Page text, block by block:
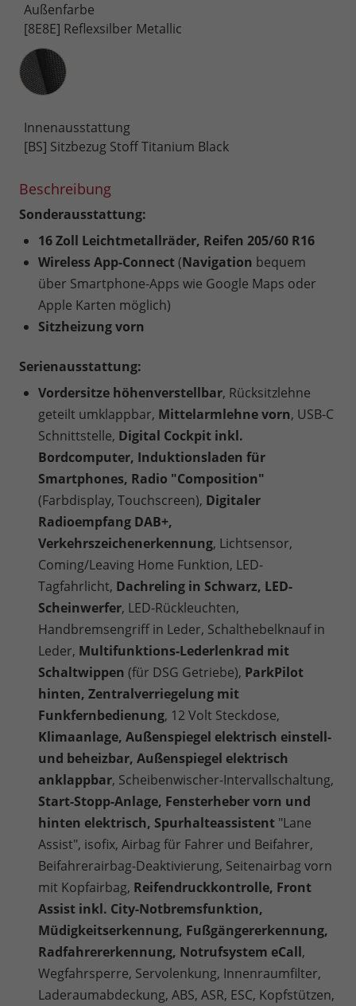
Außenfarbe
[8E8E] Reflexsilber Metallic
Innenausstattung
Innenausstattung
[BS] Sitzbezug Stoff Titanium Black
Beschreibung
Sonderausstattung:
16 Zoll Leichtmetallräder, Reifen 205/60 R16
Wireless App-Connect(Navigation bequem
über Smartphone-Apps wie Google Maps oder
Apple Karten möglich)
Sitzheizung vorn
Serienausstattung:
Vordersitze höhenverstellbar, Rücksitzlehne
geteilt umklappbar, Mittelarmlehne vorn, USB-C
Schnittstelle, Digital Cockpit inkl.
Bordcomputer, Induktionsladen für
Smartphones, Radio "Composition"
(Farbdisplay, Touchscreen), Digitaler
Radioempfang DAB+,
Verkehrszeichenerkennung, Lichtsensor,
Coming/Leaving Home Funktion, LED-
Tagfahrlicht, Dachreling in Schwarz, LED-
Scheinwerfer, LED-Rückleuchten,
Handbremsengriff in Leder, Schalthebelknauf in
Leder, Multifunktions-Lederlenkrad mit
Schaltwippen (für DSG Getriebe), ParkPilot
hinten, Zentralverriegelung mit
Funkfernbedienung, 12 Volt Steckdose,
Klimaanlage, Außenspiegel elektrisch einstell-
und beheizbar, Außenspiegel elektrisch
anklappbar, Scheibenwischer-Intervallschaltung,
Start-Stopp-Anlage, Fensterheber vorn und
hinten elektrisch, Spurhalteassistent "Lane
Assist", isofix, Airbag für Fahrer und Beifahrer,
Beifahrerairbag-Deaktivierung, Seitenairbag vorn
mit Kopfairbag, Reifendruckkontrolle, Front
Assist inkl. City-Notbremsfunktion,
Müdigkeitserkennung, Fußgängererkennung,
Radfahrererkennung, Notrufsystem eCall,
Wegfahrsperre, Servolenkung, Innenraumfilter,
Laderaumabdeckung, ABS, ASR, ESC, Kopfstützen,